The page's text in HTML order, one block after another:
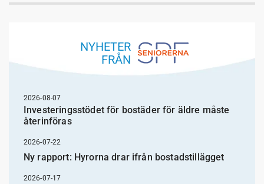
NYHETER
FRÅN
2026-08-07
Investeringsstödet för bostäder för äldre måste
återinföras
2026-07-22
Ny rapport: Hyrorna drar ifrån bostadstillägget
2026-07-17